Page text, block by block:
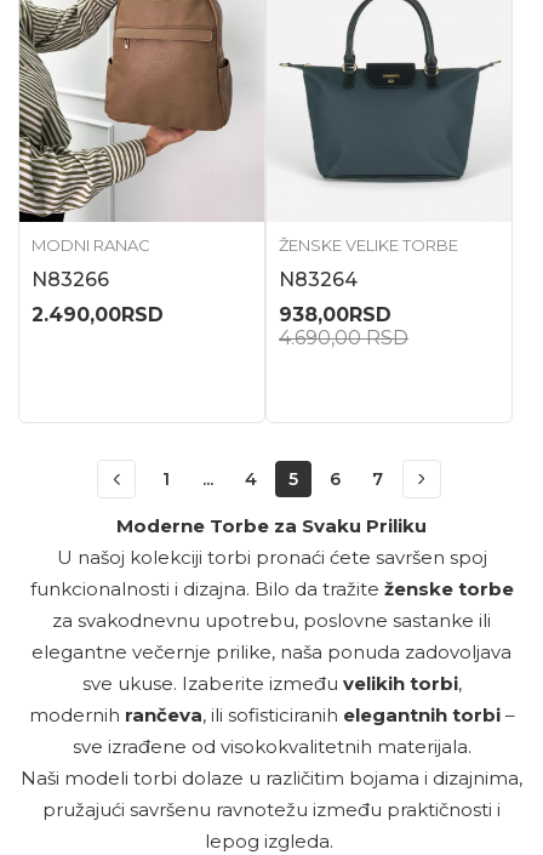
MODNI RANAC
N83266
2.490,00RSD
ŽENSKE VELIKE TORBE
N83264
938,00RSD
4.690,00RSD
1 ... 4 5 6 7
Moderne Torbe za Svaku Priliku
U našoj kolekciji torbi pronaći ćete savršen spoj
funkcionalnosti i dizajna. Bilo da tražite ženske torbe
za svakodnevnu upotrebu, poslovne sastanke ili
elegantne večernje prilike, naša ponuda zadovoljava
sve ukuse. Izaberite između velikih torbi,
modernih rančeva, ili sofisticiranih elegantnih torbi–
sve izrađene od visokokvalitetnih materijala.
Naši modeli torbi dolaze u različitim bojama i dizajnima,
pružajući savršenu ravnotežu između praktičnosti i
lepog izgleda.